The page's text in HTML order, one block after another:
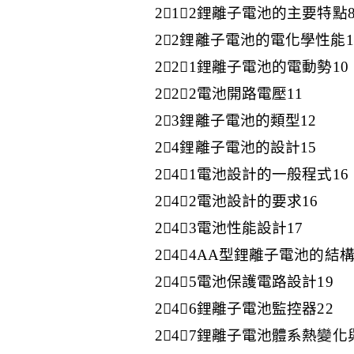
212鋰離子電池的主要特點8
22鋰離子電池的電化學性能
221鋰離子電池的電動勢10
222電池開路電壓11
23鋰離子電池的類型12
24鋰離子電池的設計15
241電池設計的一般程式16
242電池設計的要求16
243電池性能設計17
244AA型鋰離子電池的結
245電池保護電路設計19
246鋰離子電池監控器22
247鋰離子電池體系熱變化